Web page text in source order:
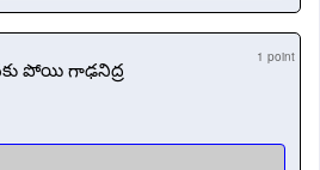
పోయి గాఢనిద్ర
1 point